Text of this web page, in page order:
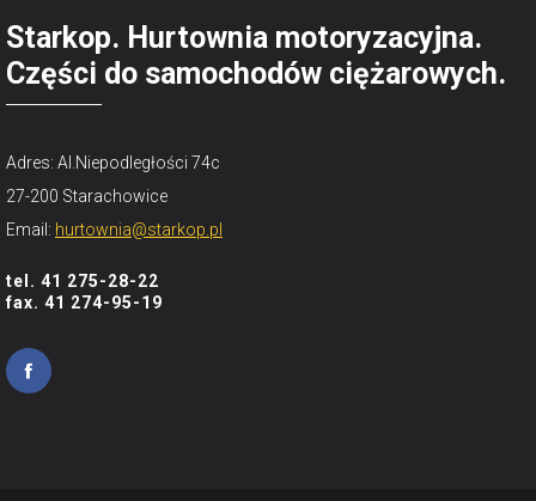
Starkop. Hurtownia motoryzacyjna.
Części do samochodów ciężarowych.
Adres: Al.Niepodległości 74c
27-200 Starachowice
Email: hurtownia@starkop.pl
tel. 41 275-28-22
fax. 41 274-95-19